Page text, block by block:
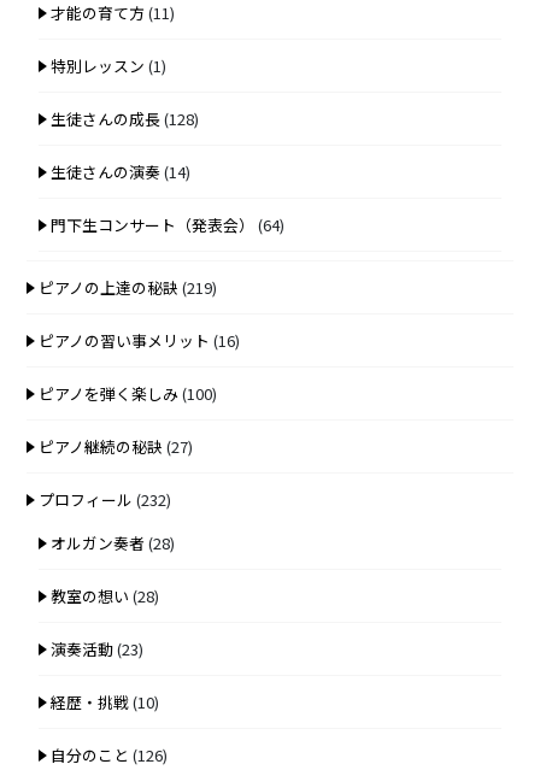
才能の育て方 (11)
特別レッスン (1)
生徒さんの成長(128)
生徒さんの演奏(14)
門下生コンサート（発表会） (64)
ピアノの上達の秘訣 (219)
ピアノの習い事メリット (16)
ピアノを弾く楽しみ(100)
ピアノ継続の秘訣 (27)
プロフィール (232)
オルガン奏者 (28)
教室の想い (28)
演奏活動(23)
経歴・挑戦(10)
自分のこと (126)